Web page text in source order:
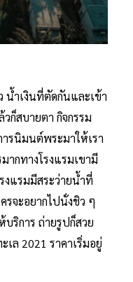
น้ำเงินที่ตัดกันและเข้า
ก็สบายตา กิจกรรม
รนิมนต์พระมาให้เรา
ากทางโรงแรมเขามี
งแรมมีสระว่ายน้ำที่
รจะอยากไปนั่งชิว ๆ
บริการ ถ่ายรูปก็สวย
ล 2021 ราคาเริ่มอยู่